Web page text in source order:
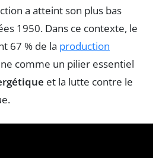
a atteint son plus bas
1950. Dans ce contexte, le
67 % de la production
comme un pilier essentiel
et la lutte contre le